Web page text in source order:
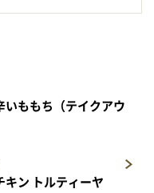
ももち（テイクアウ
キン トルティーヤ